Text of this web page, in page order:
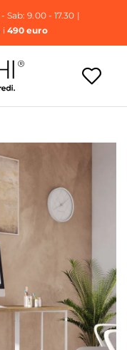
Sab: 9.00 - 17.30 |
i 490 euro